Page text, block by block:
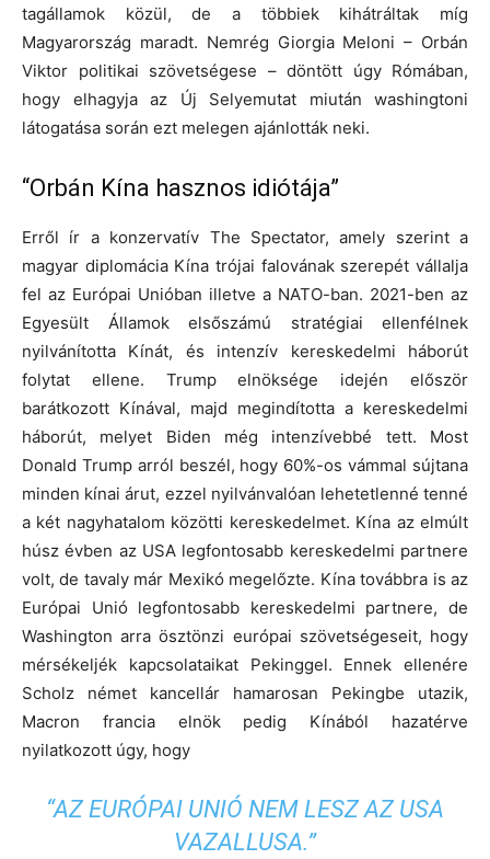
tagállamok közül, de a többiek kihátráltak míg
Magyarország maradt. Nemrég Giorgia Meloni – Orbán
Viktor politikai szövetségese – döntött úgy Rómában,
hogy elhagyja az Új Selyemutat miután washingtoni
látogatása során ezt melegen ajánlották neki.
“Orbán Kína hasznos idiótája”
Erről ír a konzervatív The Spectator, amely szerint a
magyar diplomácia Kína trójai falovának szerepét vállalja
fel az Európai Unióban illetve a NATO-ban. 2021-ben az
Egyesült Államok elsőszámú stratégiai ellenfélnek
nyilvánította Kínát, és intenzív kereskedelmi háborút
folytat ellene. Trump elnöksége idején először
barátkozott Kínával, majd megindította a kereskedelmi
háborút, melyet Biden még intenzívebbé tett. Most
Donald Trump arról beszél, hogy 60%-os vámmal sújtana
minden kínai árut, ezzel nyilvánvalóan lehetetlenné tenné
a két nagyhatalom közötti kereskedelmet. Kína az elmúlt
húsz évben az USA legfontosabb kereskedelmi partnere
volt, de tavaly már Mexikó megelőzte. Kína továbbra is az
Európai Unió legfontosabb kereskedelmi partnere, de
Washington arra ösztönzi európai szövetségeseit, hogy
mérsékeljék kapcsolataikat Pekinggel. Ennek ellenére
Scholz német kancellár hamarosan Pekingbe utazik,
Macron francia elnök pedig Kínából hazatérve
nyilatkozott úgy, hogy
“AZ EURÓPAI UNIÓ NEM LESZ AZ USA
VAZALLUSA.”